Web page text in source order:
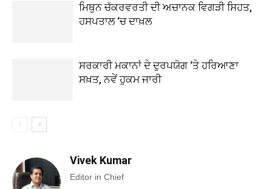
ਮਿਥੁਨ ਚੱਕਰਵਰਤੀ ਦੀ ਅਚਾਨਕ ਵਿਗੜੀ ਸਿਹਤ,
ਹਸਪਤਾਲ ‘ਚ ਦਾਖ਼ਲ
ਸਰਕਾਰੀ ਮਕਾਨਾਂ ਦੇ ਦੁਰਪਯੋਗ ‘ਤੇ ਹਰਿਆਣਾ
ਸਖ਼ਤ, ਨਵੇਂ ਹੁਕਮ ਜਾਰੀ
Vivek Kumar
Editor in Chief